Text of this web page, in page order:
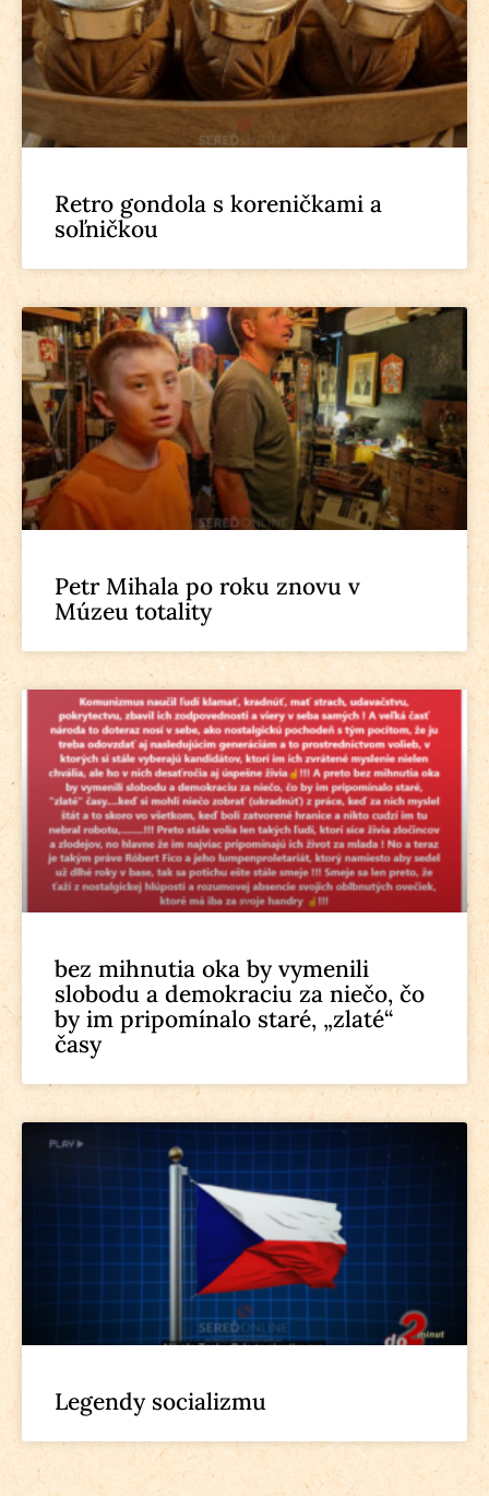
Retro gondola s koreničkami a
soľničkou
Petr Mihala po roku znovu v
Múzeu totality
bez mihnutia oka by vymenili
slobodu a demokraciu za niečo, čo
by im pripomínalo staré, „zlaté“
časy
Legendy socializmu